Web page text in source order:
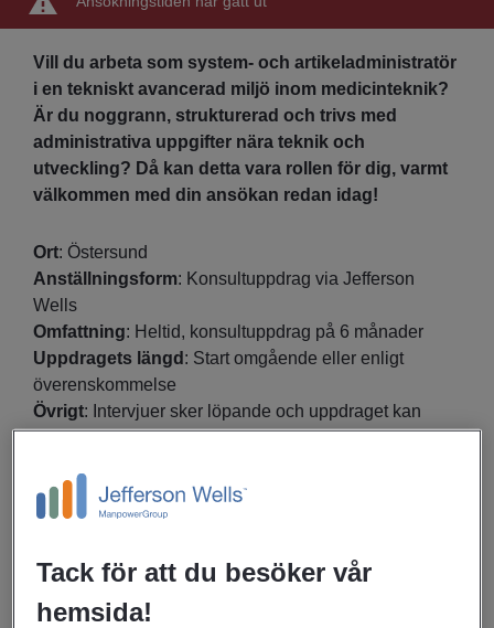
Vill du arbeta som system- och artikeladministratör
i en tekniskt avancerad miljö inom medicinteknik?
Är du noggrann, strukturerad och trivs med
administrativa uppgifter nära teknik och
utveckling? Då kan detta vara rollen för dig, varmt
välkommen med din ansökan redan idag!
Ort: Östersund
Anställningsform: Konsultuppdrag via Jefferson
Wells
Omfattning: Heltid, konsultuppdrag på 6 månader
Uppdragets längd : Start omgående eller enligt
överenskommelse
Övrigt: Intervjuer sker löpande och uppdraget kan
komma att tillsättas innan sista ansökningsdag
Tack för att du besöker vår
hemsida!